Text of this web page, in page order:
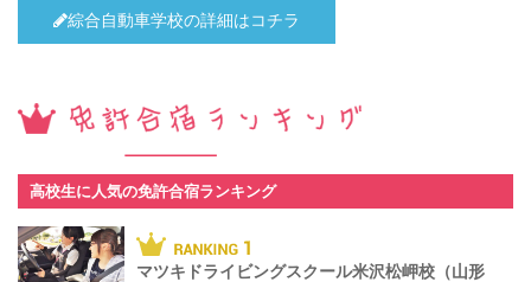
綜合自動車学校の詳細はコチラ
高校生に人気の免許合宿ランキング
マツキドライビングスクール米沢松岬校（山形